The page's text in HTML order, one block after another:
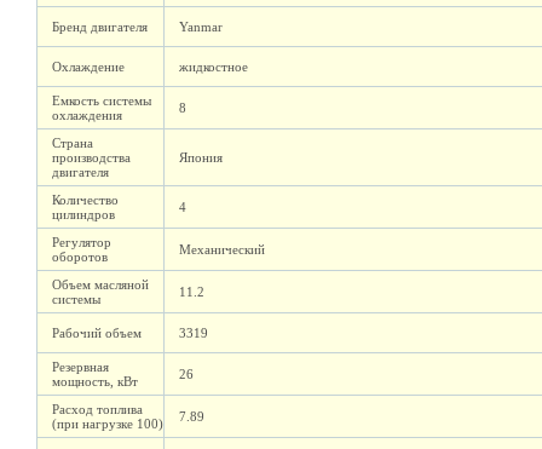
Бренд двигателя Yanmar
Охлаждение жидкостное
Емкость системы
охлаждения
8
Страна
производства
двигателя
Япония
Количество
цилиндров
4
Регулятор
оборотов
Механический
Объем масляной
системы
11.2
Рабочий объем 3319
Резервная
мощность, кВт
26
Расход топлива
(при нагрузке 100)
7.89